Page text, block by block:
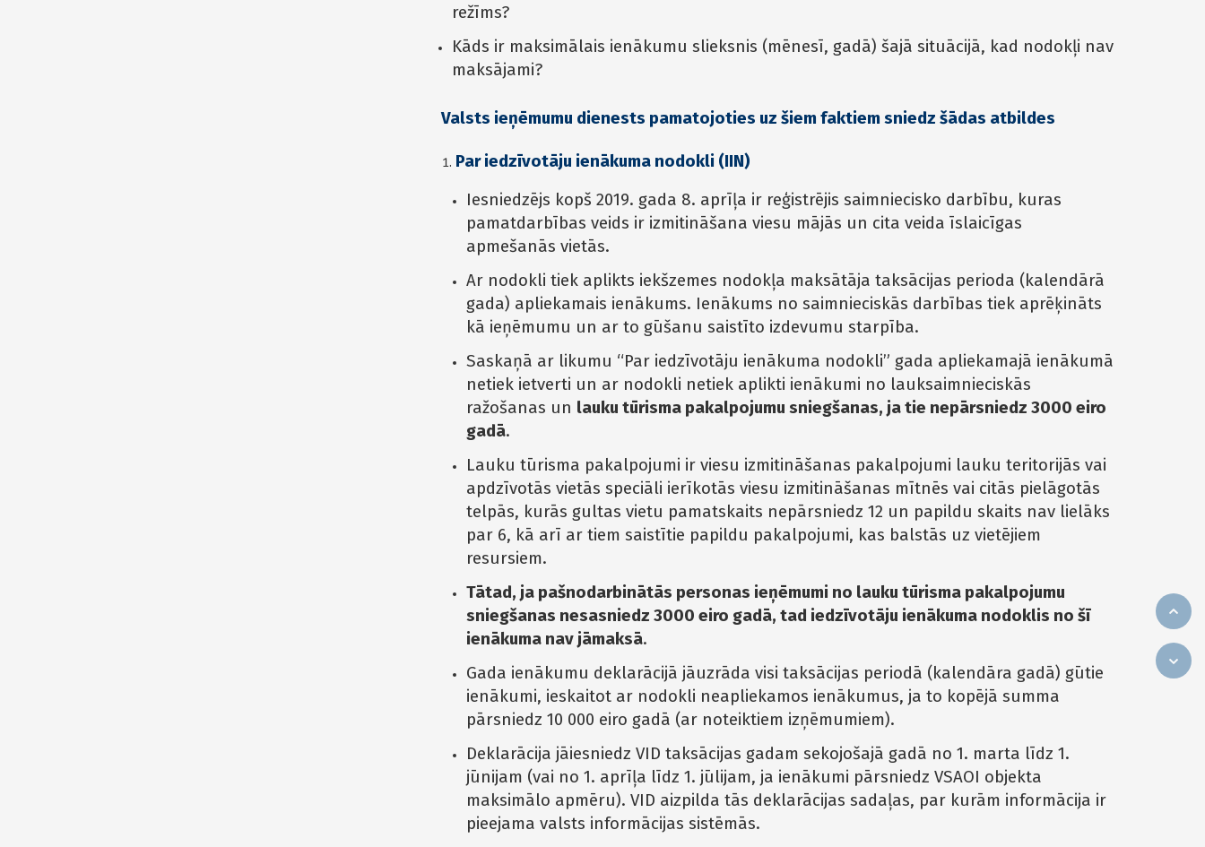
režīms?
Kāds ir maksimālais ienākumu slieksnis (mēnesī, gadā) šajā situācijā, kad nodokļi nav
maksājami?
Valsts ieņēmumu dienests pamatojoties uz šiem faktiem sniedz šādas atbildes
Par iedzīvotāju ienākuma nodokli (IIN)
Iesniedzējs kopš 2019. gada 8. aprīļa ir reģistrējis saimniecisko darbību, kuras
pamatdarbības veids ir izmitināšana viesu mājās un cita veida īslaicīgas
apmešanās vietās.
Ar nodokli tiek aplikts iekšzemes nodokļa maksātāja taksācijas perioda (kalendārā
gada) apliekamais ienākums. Ienākums no saimnieciskās darbības tiek aprēķināts
kā ieņēmumu un ar to gūšanu saistīto izdevumu starpība.
Saskaņā ar likumu “Par iedzīvotāju ienākuma nodokli” gada apliekamajā ienākumā
netiek ietverti un ar nodokli netiek aplikti ienākumi no lauksaimnieciskās
ražošanas un lauku tūrisma pakalpojumu sniegšanas, ja tie nepārsniedz 3000 eiro
gadā.
Lauku tūrisma pakalpojumi ir viesu izmitināšanas pakalpojumi lauku teritorijās vai
apdzīvotās vietās speciāli ierīkotās viesu izmitināšanas mītnēs vai citās pielāgotās
telpās, kurās gultas vietu pamatskaits nepārsniedz 12 un papildu skaits nav lielāks
par 6, kā arī ar tiem saistītie papildu pakalpojumi, kas balstās uz vietējiem
resursiem.
Tātad, ja pašnodarbinātās personas ieņēmumi no lauku tūrisma pakalpojumu
sniegšanas nesasniedz 3000 eiro gadā, tad iedzīvotāju ienākuma nodoklis no šī
ienākuma nav jāmaksā.
Gada ienākumu deklarācijā jāuzrāda visi taksācijas periodā (kalendāra gadā) gūtie
ienākumi, ieskaitot ar nodokli neapliekamos ienākumus, ja to kopējā summa
pārsniedz 10 000 eiro gadā (ar noteiktiem izņēmumiem).
Deklarācija jāiesniedz VID taksācijas gadam sekojošajā gadā no 1. marta līdz 1.
jūnijam (vai no 1. aprīļa līdz 1. jūlijam, ja ienākumi pārsniedz VSAOI objekta
maksimālo apmēru). VID aizpilda tās deklarācijas sadaļas, par kurām informācija ir
pieejama valsts informācijas sistēmās.